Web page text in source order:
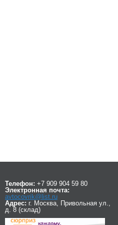
Телефон: +7 909 904 59 80
Электронная почта:
avtocovrik@list.ru
Адрес: г. Москва, Привольная ул.,
д. 8 (склад)